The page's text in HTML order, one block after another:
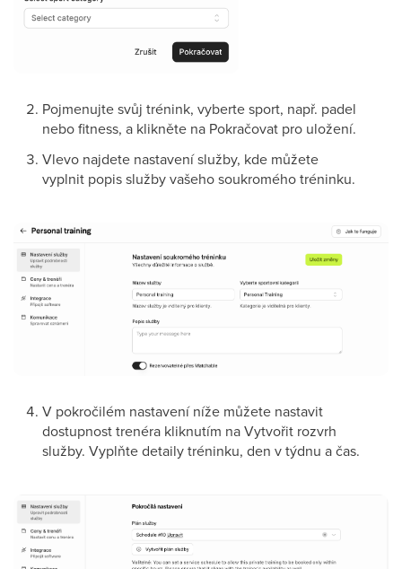
Pojmenujte svůj trénink, vyberte sport, např. padel
nebo fitness, a klikněte na Pokračovat pro uložení.
Vlevo najdete nastavení služby, kde můžete
vyplnit popis služby vašeho soukromého tréninku.
V pokročilém nastavení níže můžete nastavit
dostupnost trenéra kliknutím na Vytvořit rozvrh
služby. Vyplňte detaily tréninku, den v týdnu a čas.